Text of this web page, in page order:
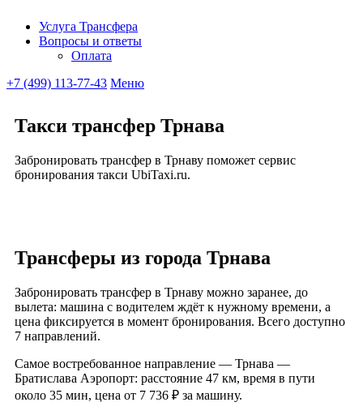
Ubitaxi
Услуга Трансфера
Вопросы и ответы
Оплата
+7 (499) 113-77-43 Меню
Такси трансфер Трнава
Забронировать трансфер в Трнаву поможет сервис
бронирования такси UbiTaxi.ru.
Трансферы из города Трнава
Забронировать трансфер в Трнаву можно заранее, до
вылета: машина с водителем ждёт к нужному времени, а
цена фиксируется в момент бронирования. Всего доступно
7 направлений.
Самое востребованное направление — Трнава —
Братислава Аэропорт: расстояние 47 км, время в пути
около 35 мин, цена от 7 736 ₽ за машину.